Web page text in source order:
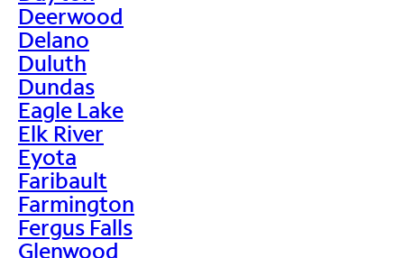
Deerwood
Delano
Duluth
Dundas
Eagle Lake
Elk River
Eyota
Faribault
Farmington
Fergus Falls
Glenwood